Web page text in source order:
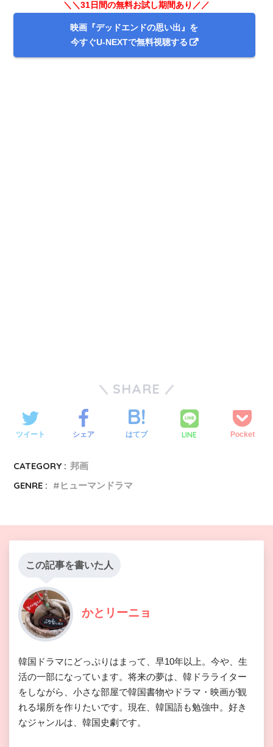
＼＼31日間の無料お試し期間あり／／
映画『デッドエンドの思い出』を
今すぐU-NEXTで無料視聴する
SHARE
ツイート シェア はてブ LINE Pocket
CATEGORY : 邦画
GENRE :
ヒューマンドラマ
この記事を書いた人
かとリーニョ
韓国ドラマにどっぷりはまって、早10年以上。今や、生
活の一部になっています。将来の夢は、韓ドラライター
をしながら、小さな部屋で韓国書物やドラマ・映画が観
れる場所を作りたいです。現在、韓国語も勉強中。好き
なジャンルは、韓国史劇です。